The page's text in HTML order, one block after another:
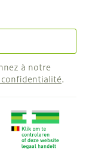
à notre
.